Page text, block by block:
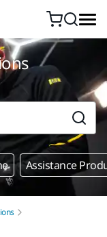
Assistance